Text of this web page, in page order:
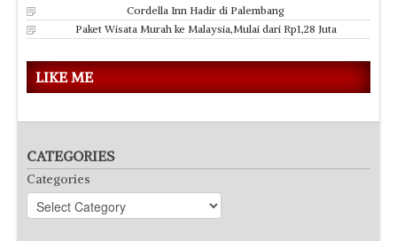
Cordella Inn Hadir di Palembang
Paket Wisata Murah ke Malaysia,Mulai dari Rp1,28 Juta
LIKE ME
CATEGORIES
Categories